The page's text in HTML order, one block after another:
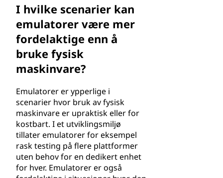
I hvilke scenarier kan
emulatorer være mer
fordelaktige enn å
bruke fysisk
maskinvare?
Emulatorer er ypperlige i
scenarier hvor bruk av fysisk
maskinvare er upraktisk eller for
kostbart. I et utviklingsmiljø
tillater emulatorer for eksempel
rask testing på flere plattformer
uten behov for en dedikert enhet
for hver. Emulatorer er også